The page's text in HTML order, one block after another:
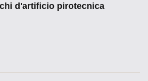
d'artificio pirotecnica